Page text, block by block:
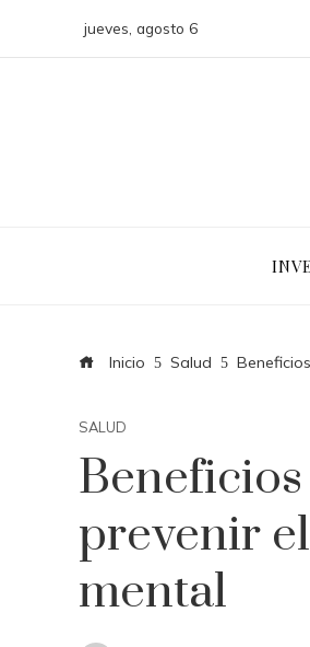
jueves, agosto 6
Inicio Salud
SALUD
prevenir
mental